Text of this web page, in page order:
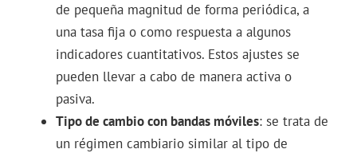
de pequeña magnitud de forma periódica, a
una tasa fija o como respuesta a algunos
indicadores cuantitativos. Estos ajustes se
pueden llevar a cabo de manera activa o
pasiva.
Tipo de cambio con bandas móviles: se trata de
un régimen cambiario similar al tipo de